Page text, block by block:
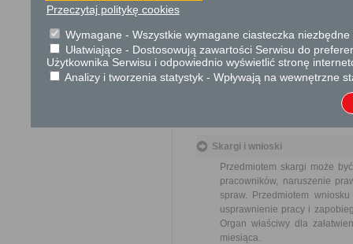
Wniosek o zmianę terminu
Opłata skarbowa w
jego odpisu, wypisu lub
Skargi i wnioski
Przedmiotem skargi może
pracowników, naruszenie
spraw. Przedmiotem
usprawnienie pracy i
Organ właściwy dla
miesiąca.
Przeczytaj politykę cookies
Wymagane - Wszystkie wymagane ciasteczka
Ułatwiające - Dostosowują zawartości Serwisu do
Użytkownika Serwisu i odpowiednio wyświetlić stronę
Analizy i tworzenia statystyk - Wpływają na wewnętrzne